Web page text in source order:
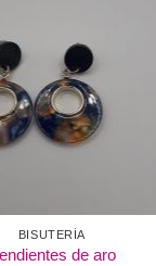
BISUTERÍA
de aro